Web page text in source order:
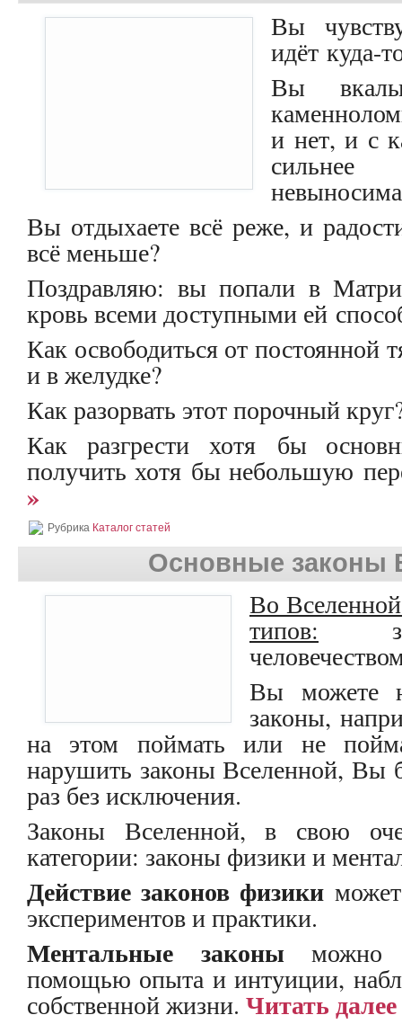
Вы
идёт куда-
Вы
и нет, и с
Вы отдыхаете всё реже, и
всё меньше?
Поздравляю: вы попали в
кровь всеми доступными ей
Как освободиться от постоянной
и в желудке?
Как разорвать этот порочный
Как разгрести хотя бы
получить хотя бы небольшую
»
Рубрика Каталог статей
Основные законы
Во
типов:
Вы можете
законы,
на этом поймать или не
нарушить законы Вселенной, Вы
раз без исключения.
Законы Вселенной, в свою
категории: законы физики и
Действие законов физики
экспериментов и практики.
Ментальные законыможно
помощью опыта и интуиции,
собственной жизни. Читать